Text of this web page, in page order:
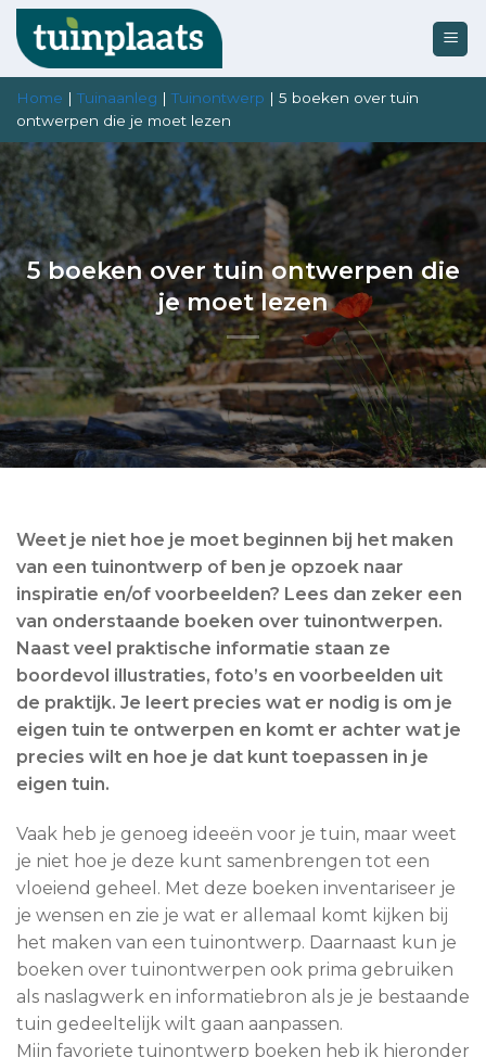
Ga
naar
inhoud
Home |Tuinaanleg |Tuinontwerp | 5 boeken over tuin
ontwerpen die je moet lezen
5 boeken over tuin ontwerpen die
je moet lezen
Weet je niet hoe je moet beginnen bij het maken
van een tuinontwerp of ben je opzoek naar
inspiratie en/of voorbeelden? Lees dan zeker een
van onderstaande boeken over tuinontwerpen.
Naast veel praktische informatie staan ze
boordevol illustraties, foto’s en voorbeelden uit
de praktijk. Je leert precies wat er nodig is om je
eigen tuin te ontwerpen en komt er achter wat je
precies wilt en hoe je dat kunt toepassen in je
eigen tuin.
Vaak heb je genoeg ideeën voor je tuin, maar weet
je niet hoe je deze kunt samenbrengen tot een
vloeiend geheel. Met deze boeken inventariseer je
je wensen en zie je wat er allemaal komt kijken bij
het maken van een tuinontwerp. Daarnaast kun je
boeken over tuinontwerpen ook prima gebruiken
als naslagwerk en informatiebron als je je bestaande
tuin gedeeltelijk wilt gaan aanpassen.
Mijn favoriete tuinontwerp boeken heb ik hieronder